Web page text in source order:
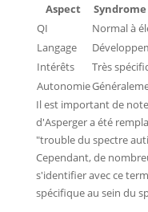
Aspect
QI
Normal à
Langage
Intérêts
Très
Autonomie
Il est important de
d'Asperger a été
"trouble du spectre
Cependant, de
s'identifier avec ce
spécifique au sein du